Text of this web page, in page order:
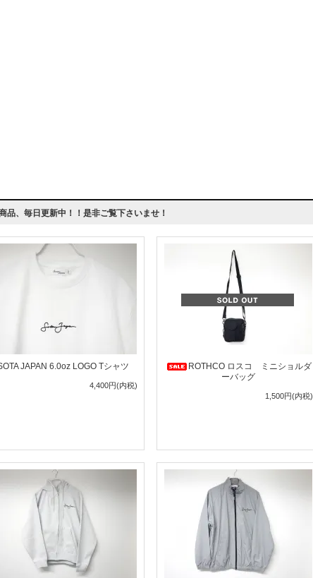
品、毎日更新中！！是非ご覧下さいませ！
JAPAN 6.0oz LOGO Tシャツ
4,400円(内税)
ROTHCO ロスコ ミニショルダ
ーバッグ
1,500円(内税)